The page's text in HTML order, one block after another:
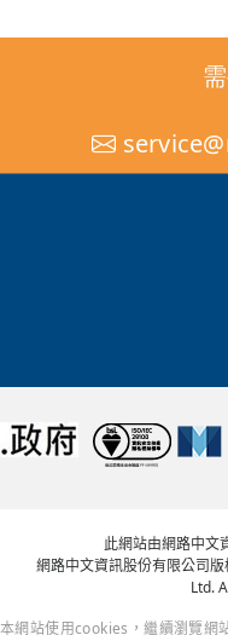
此網站由網路中文
網路中文資訊股份有限公司
Ltd.
本網站使用cookies，繼續瀏覽網